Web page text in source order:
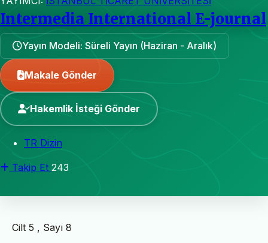
Intermedia International E-journal
Yayın Modeli: Süreli Yayın (Haziran - Aralık)
Makale Gönder
Hakemlik İsteği Gönder
TR Dizin
Takip Et 243
Cilt 5 , Sayı 8